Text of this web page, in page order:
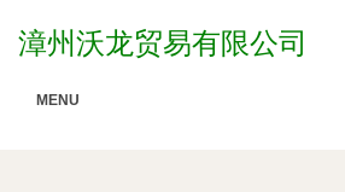
漳州沃龙贸易有限公司
MENU